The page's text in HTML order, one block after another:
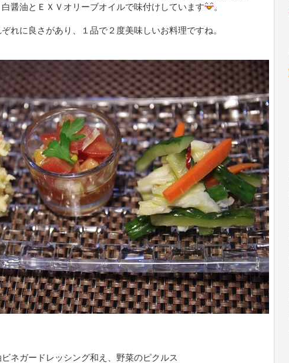
醤油とＥＸＶオリーブオイルで味付けしています
。
れに良さがあり、１品で２度美味しいお料理ですね。
ネガードレッシング和え、野菜のピクルス